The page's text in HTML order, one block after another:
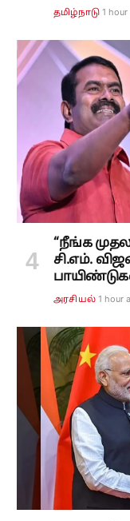
தமிழ்நாடு 1 hour
“நீங்க
சி.எம்.
அரசியல் 1 hour